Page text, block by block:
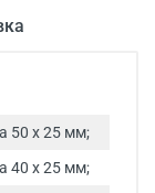
50 х 25 мм;
40 х 25 мм;